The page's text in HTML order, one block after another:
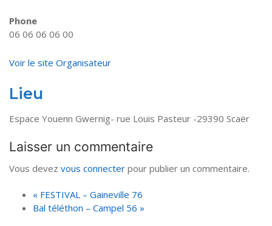
Phone
06 06 06 06 00
Voir le site Organisateur
Lieu
Espace Youenn Gwernig- rue Louis Pasteur -29390 Scaër
Laisser un commentaire
Vous devez vous connecter pour publier un commentaire.
« FESTIVAL – Gaineville 76
Bal téléthon – Campel 56»